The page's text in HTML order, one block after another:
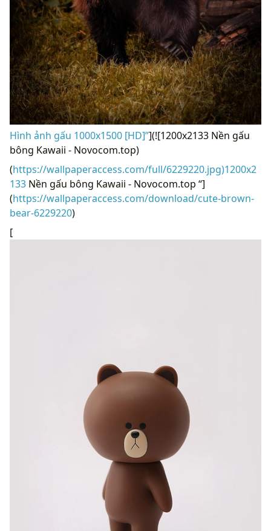
Hình ảnh gấu 1000x1500 [HD]”](![1200x2133 Nền gấu
bông Kawaii - Novocom.top)
(https://wallpaperaccess.com/full/6229220.jpg)1200x2
133 Nền gấu bông Kawaii - Novocom.top “]
(https://wallpaperaccess.com/download/cute-brown-
bear-6229220)
[